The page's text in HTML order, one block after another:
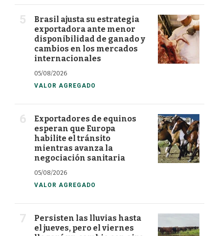
Brasil ajusta su estrategia
exportadora ante menor
disponibilidad de ganado y
cambios en los mercados
internacionales
05/08/2026
VALOR AGREGADO
Exportadores de equinos
esperan que Europa
habilite el tránsito
mientras avanza la
negociación sanitaria
05/08/2026
VALOR AGREGADO
Persisten las lluvias hasta
el jueves, pero el viernes